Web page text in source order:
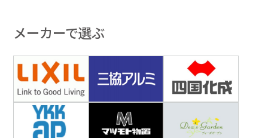
メーカーで選ぶ